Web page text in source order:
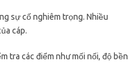
sự cố nghiêm trọng. Nhiều
cáp.
tra các điểm như mối nối, độ bền